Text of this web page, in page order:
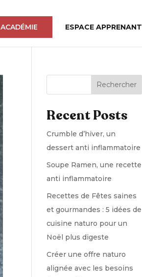
ACADÉMIE ESPACE APPRENANT
Rechercher
Recent Posts
Crumble d’hiver, un
dessert anti inflammatoire
Soupe Ramen, une recette
anti inflammatoire
Recettes de Fêtes saines
et gourmandes : 5 idées de
cuisine naturo pour un
Noël plus digeste
Créer une offre naturo
alignée avec les besoins